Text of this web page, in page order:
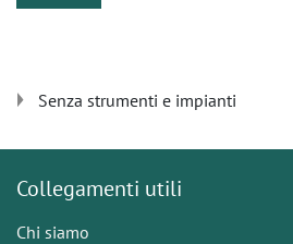
Senza strumenti e impianti
Collegamenti utili
Chi siamo